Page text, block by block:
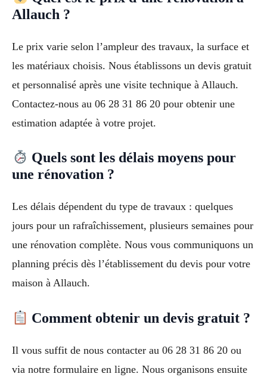
Allauch ?
Le prix varie selon l’ampleur des travaux, la surface et
les matériaux choisis. Nous établissons un devis gratuit
et personnalisé après une visite technique à Allauch.
Contactez-nous au 06 28 31 86 20 pour obtenir une
estimation adaptée à votre projet.
Quels sont les délais moyens pour
une rénovation ?
Les délais dépendent du type de travaux : quelques
jours pour un rafraîchissement, plusieurs semaines pour
une rénovation complète. Nous vous communiquons un
planning précis dès l’établissement du devis pour votre
maison à Allauch.
Comment obtenir un devis gratuit ?
Il vous suffit de nous contacter au 06 28 31 86 20 ou
via notre formulaire en ligne. Nous organisons ensuite